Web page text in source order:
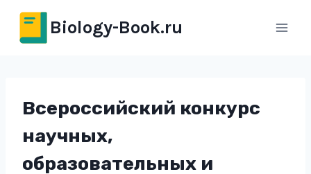
Перейти
содержимому
Biology-Book.ru
Всероссийский конкурс
научных,
образовательных и